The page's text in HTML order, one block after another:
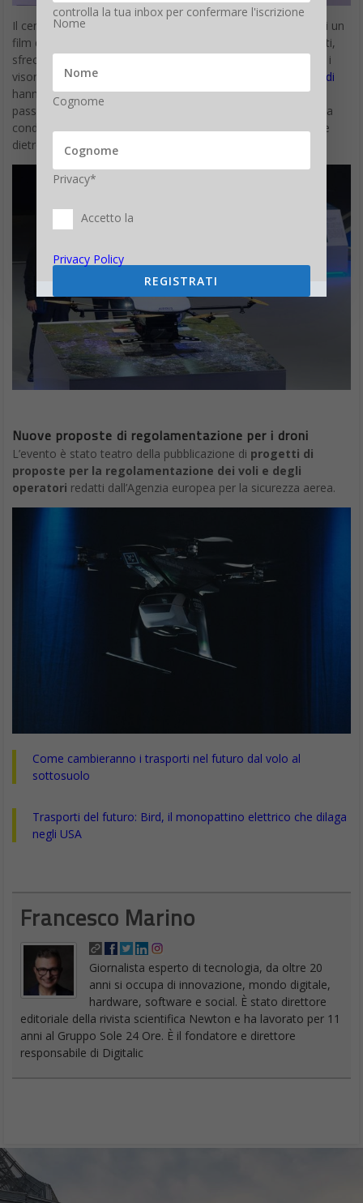
Il centro congressi RAI di Amsterdam ha assunto l’aspetto di un
film di fantascienza. Droni da corsa di Formula FPV, illuminati,
sfrecciavano intorno a un’arena oscurata, guidati attraverso i
visori dei loro conducenti remoti. Gli ingegneri di
Audi
hanno successivamente presentato un prototipo di capsula
passeggeri in grado di passare dallo stadio automobile senza
conducente ad aereo senza pilota. Le dimostrazioni si svolte
dietro una rete protettiva, per ogni evenienza.
L’evento è stato teatro della pubblicazione diprogetti di
proposte per la regolamentazione dei voli e degli
operatori redatti dall’Agenzia europea per la sicurezza aerea.
sottosuolo
negli USA
Francesco Marino
Giornalista esperto di tecnologia, da oltre 20
anni si occupa di innovazione, mondo digitale,
hardware, software e social. È stato direttore
editoriale della rivista scientifica Newton e ha lavorato per 11
anni al Gruppo Sole 24 Ore. È il fondatore e direttore
responsabile di Digitalic
Nome
REGISTRATI